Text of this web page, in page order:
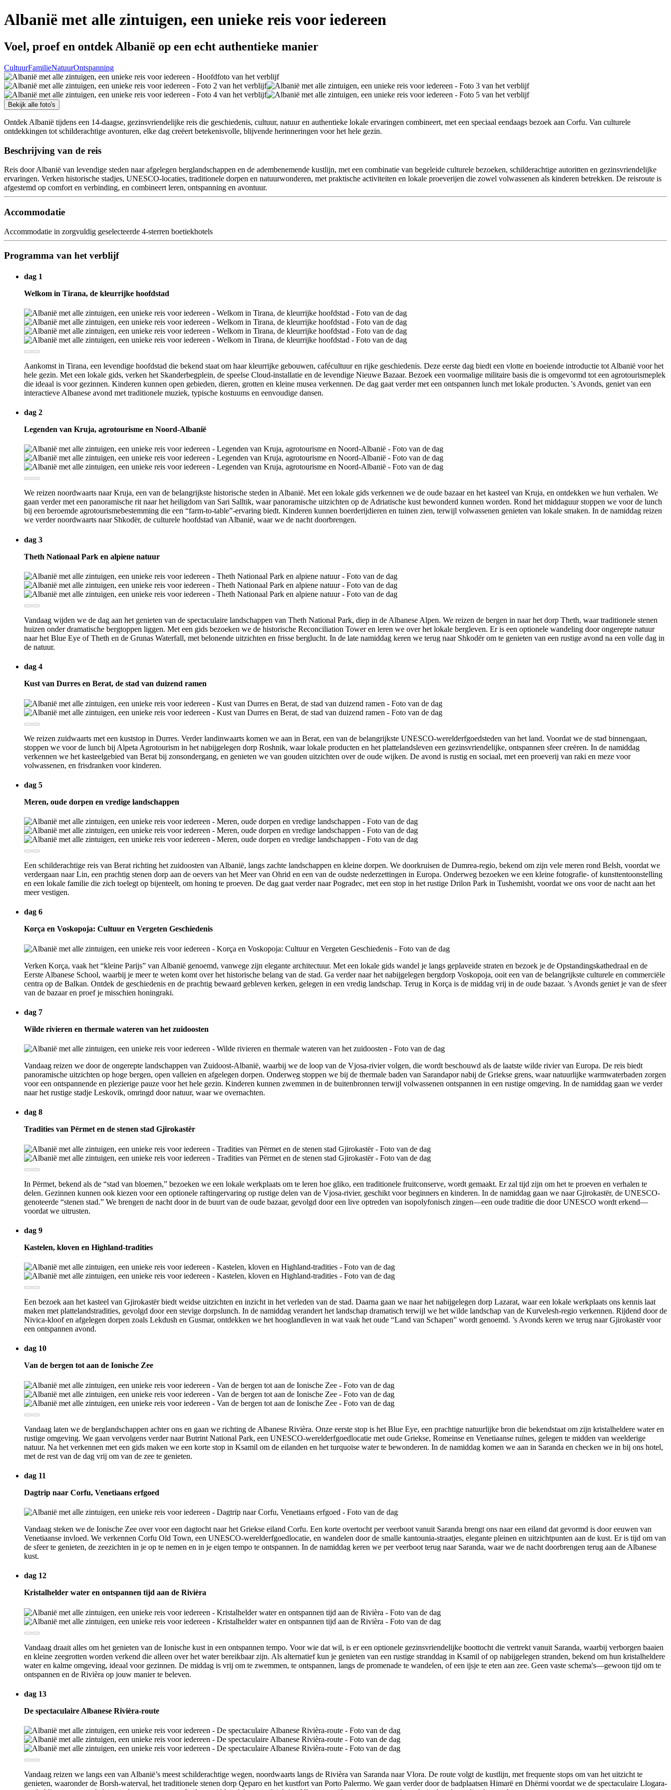
Albanië met alle zintuigen, een unieke reis voor iedereen
Voel, proef en ontdek Albanië op een echt authentieke manier
CultuurFamilieNatuurOntspanning
Bekijk alle foto's
Ontdek Albanië tijdens een 14-daagse, gezinsvriendelijke reis die geschiedenis, cultuur, natuur en authentieke lokale ervaringen combineert, met een speciaal eendaags bezoek aan Corfu. Van culturele
ontdekkingen tot schilderachtige avonturen, elke dag creëert betekenisvolle, blijvende herinneringen voor het hele gezin.
Beschrijving van de reis
Reis door Albanië van levendige steden naar afgelegen berglandschappen en de adembenemende kustlijn, met een combinatie van begeleide culturele bezoeken, schilderachtige autoritten en gezinsvriendelijke
ervaringen. Verken historische stadjes, UNESCO-locaties, traditionele dorpen en natuurwonderen, met praktische activiteiten en lokale proeverijen die zowel volwassenen als kinderen betrekken. De reisroute is
afgestemd op comfort en verbinding, en combineert leren, ontspanning en avontuur.
Accommodatie
Accommodatie in zorgvuldig geselecteerde 4-sterren boetiekhotels
Programma van het verblijf
dag 1
Welkom in Tirana, de kleurrijke hoofdstad
Aankomst in Tirana, een levendige hoofdstad die bekend staat om haar kleurrijke gebouwen, cafécultuur en rijke geschiedenis. Deze eerste dag biedt een vlotte en boeiende introductie tot Albanië voor het
hele gezin. Met een lokale gids, verken het Skanderbegplein, de speelse Cloud-installatie en de levendige Nieuwe Bazaar. Bezoek een voormalige militaire basis die is omgevormd tot een agrotourismeplek
die ideaal is voor gezinnen. Kinderen kunnen open gebieden, dieren, grotten en kleine musea verkennen. De dag gaat verder met een ontspannen lunch met lokale producten. 's Avonds, geniet van een
interactieve Albanese avond met traditionele muziek, typische kostuums en eenvoudige dansen.
dag 2
Legenden van Kruja, agrotourisme en Noord-Albanië
We reizen noordwaarts naar Kruja, een van de belangrijkste historische steden in Albanië. Met een lokale gids verkennen we de oude bazaar en het kasteel van Kruja, en ontdekken we hun verhalen. We
gaan verder met een panoramische rit naar het heiligdom van Sari Salltik, waar panoramische uitzichten op de Adriatische kust bewonderd kunnen worden. Rond het middaguur stoppen we voor de lunch
bij een beroemde agrotourismebestemming die een “farm-to-table”-ervaring biedt. Kinderen kunnen boerderijdieren en tuinen zien, terwijl volwassenen genieten van lokale smaken. In de namiddag reizen
we verder noordwaarts naar Shkodër, de culturele hoofdstad van Albanië, waar we de nacht doorbrengen.
dag 3
Theth Nationaal Park en alpiene natuur
Vandaag wijden we de dag aan het genieten van de spectaculaire landschappen van Theth National Park, diep in de Albanese Alpen. We reizen de bergen in naar het dorp Theth, waar traditionele stenen
huizen onder dramatische bergtoppen liggen. Met een gids bezoeken we de historische Reconciliation Tower en leren we over het lokale bergleven. Er is een optionele wandeling door ongerepte natuur
naar het Blue Eye of Theth en de Grunas Waterfall, met belonende uitzichten en frisse berglucht. In de late namiddag keren we terug naar Shkodër om te genieten van een rustige avond na een volle dag in
de natuur.
dag 4
Kust van Durres en Berat, de stad van duizend ramen
We reizen zuidwaarts met een kuststop in Durres. Verder landinwaarts komen we aan in Berat, een van de belangrijkste UNESCO-werelderfgoedsteden van het land. Voordat we de stad binnengaan,
stoppen we voor de lunch bij Alpeta Agrotourism in het nabijgelegen dorp Roshnik, waar lokale producten en het plattelandsleven een gezinsvriendelijke, ontspannen sfeer creëren. In de namiddag
verkennen we het kasteelgebied van Berat bij zonsondergang, en genieten we van gouden uitzichten over de oude wijken. De avond is rustig en sociaal, met een proeverij van raki en meze voor
volwassenen, en frisdranken voor kinderen.
dag 5
Meren, oude dorpen en vredige landschappen
Een schilderachtige reis van Berat richting het zuidoosten van Albanië, langs zachte landschappen en kleine dorpen. We doorkruisen de Dumrea-regio, bekend om zijn vele meren rond Belsh, voordat we
verdergaan naar Lin, een prachtig stenen dorp aan de oevers van het Meer van Ohrid en een van de oudste nederzettingen in Europa. Onderweg bezoeken we een kleine fotografie- of kunsttentoonstelling
en een lokale familie die zich toelegt op bijenteelt, om honing te proeven. De dag gaat verder naar Pogradec, met een stop in het rustige Drilon Park in Tushemisht, voordat we ons voor de nacht aan het
meer vestigen.
dag 6
Korça en Voskopoja: Cultuur en Vergeten Geschiedenis
Verken Korça, vaak het “kleine Parijs” van Albanië genoemd, vanwege zijn elegante architectuur. Met een lokale gids wandel je langs geplaveide straten en bezoek je de Opstandingskathedraal en de
Eerste Albanese School, waarbij je meer te weten komt over het historische belang van de stad. Ga verder naar het nabijgelegen bergdorp Voskopoja, ooit een van de belangrijkste culturele en commerciële
centra op de Balkan. Ontdek de geschiedenis en de prachtig bewaard gebleven kerken, gelegen in een vredig landschap. Terug in Korça is de middag vrij in de oude bazaar. ’s Avonds geniet je van de sfeer
van de bazaar en proef je misschien honingraki.
dag 7
Wilde rivieren en thermale wateren van het zuidoosten
Vandaag reizen we door de ongerepte landschappen van Zuidoost-Albanië, waarbij we de loop van de Vjosa-rivier volgen, die wordt beschouwd als de laatste wilde rivier van Europa. De reis biedt
panoramische uitzichten op hoge bergen, open valleien en afgelegen dorpen. Onderweg stoppen we bij de thermale baden van Sarandapor nabij de Griekse grens, waar natuurlijke warmwaterbaden zorgen
voor een ontspannende en plezierige pauze voor het hele gezin. Kinderen kunnen zwemmen in de buitenbronnen terwijl volwassenen ontspannen in een rustige omgeving. In de namiddag gaan we verder
naar het rustige stadje Leskovik, omringd door natuur, waar we overnachten.
dag 8
Tradities van Përmet en de stenen stad Gjirokastër
In Përmet, bekend als de “stad van bloemen,” bezoeken we een lokale werkplaats om te leren hoe gliko, een traditionele fruitconserve, wordt gemaakt. Er zal tijd zijn om het te proeven en verhalen te
delen. Gezinnen kunnen ook kiezen voor een optionele raftingervaring op rustige delen van de Vjosa-rivier, geschikt voor beginners en kinderen. In de namiddag gaan we naar Gjirokastër, de UNESCO-
genoteerde “stenen stad.” We brengen de nacht door in de buurt van de oude bazaar, gevolgd door een live optreden van isopolyfonisch zingen—een oude traditie die door UNESCO wordt erkend—
voordat we uitrusten.
dag 9
Kastelen, kloven en Highland-tradities
Een bezoek aan het kasteel van Gjirokastër biedt weidse uitzichten en inzicht in het verleden van de stad. Daarna gaan we naar het nabijgelegen dorp Lazarat, waar een lokale werkplaats ons kennis laat
maken met plattelandstradities, gevolgd door een stevige dorpslunch. In de namiddag verandert het landschap dramatisch terwijl we het wilde landschap van de Kurvelesh-regio verkennen. Rijdend door de
Nivica-kloof en afgelegen dorpen zoals Lekdush en Gusmar, ontdekken we het hooglandleven in wat vaak het oude “Land van Schapen” wordt genoemd. ’s Avonds keren we terug naar Gjirokastër voor
een ontspannen avond.
dag 10
Van de bergen tot aan de Ionische Zee
Vandaag laten we de berglandschappen achter ons en gaan we richting de Albanese Rivièra. Onze eerste stop is het Blue Eye, een prachtige natuurlijke bron die bekendstaat om zijn kristalheldere water en
rustige omgeving. We gaan vervolgens verder naar Butrint National Park, een UNESCO-werelderfgoedlocatie met oude Griekse, Romeinse en Venetiaanse ruïnes, gelegen te midden van weelderige
natuur. Na het verkennen met een gids maken we een korte stop in Ksamil om de eilanden en het turquoise water te bewonderen. In de namiddag komen we aan in Saranda en checken we in bij ons hotel,
met de rest van de dag vrij om van de zee te genieten.
dag 11
Dagtrip naar Corfu, Venetiaans erfgoed
Vandaag steken we de Ionische Zee over voor een dagtocht naar het Griekse eiland Corfu. Een korte overtocht per veerboot vanuit Saranda brengt ons naar een eiland dat gevormd is door eeuwen van
Venetiaanse invloed. We verkennen Corfu Old Town, een UNESCO-werelderfgoedlocatie, en wandelen door de smalle kantounia-straatjes, elegante pleinen en uitzichtpunten aan de kust. Er is tijd om van
de sfeer te genieten, de zeezichten in je op te nemen en in je eigen tempo te ontspannen. In de namiddag keren we per veerboot terug naar Saranda, waar we de nacht doorbrengen terug aan de Albanese
kust.
dag 12
Kristalhelder water en ontspannen tijd aan de Rivièra
Vandaag draait alles om het genieten van de Ionische kust in een ontspannen tempo. Voor wie dat wil, is er een optionele gezinsvriendelijke boottocht die vertrekt vanuit Saranda, waarbij verborgen baaien
en kleine zeegrotten worden verkend die alleen over het water bereikbaar zijn. Als alternatief kun je genieten van een rustige stranddag in Ksamil of op nabijgelegen stranden, bekend om hun kristalheldere
water en kalme omgeving, ideaal voor gezinnen. De middag is vrij om te zwemmen, te ontspannen, langs de promenade te wandelen, of een ijsje te eten aan zee. Geen vaste schema's—gewoon tijd om te
ontspannen en de Rivièra op jouw manier te beleven.
dag 13
De spectaculaire Albanese Rivièra-route
Vandaag reizen we langs een van Albanië’s meest schilderachtige wegen, noordwaarts langs de Rivièra van Saranda naar Vlora. De route volgt de kustlijn, met frequente stops om van het uitzicht te
genieten, waaronder de Borsh-waterval, het traditionele stenen dorp Qeparo en het kustfort van Porto Palermo. We gaan verder door de badplaatsen Himarë en Dhërmi voordat we de spectaculaire Llogara-